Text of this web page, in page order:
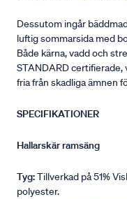
Dessutom ingår
luftig sommarsida med
Både kärna, vadd och
STANDARD
fria från skadliga ämnen
SPECIFIKATIONER
Hallarskär ramsäng
Tyg:Tillverkad på 51%
polyester.